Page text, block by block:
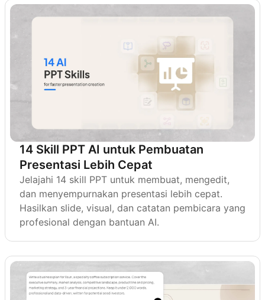
14 Skill PPT AI untuk Pembuatan
Presentasi Lebih Cepat
Jelajahi 14 skill PPT untuk membuat, mengedit,
dan menyempurnakan presentasi lebih cepat.
Hasilkan slide, visual, dan catatan pembicara yang
profesional dengan bantuan AI.